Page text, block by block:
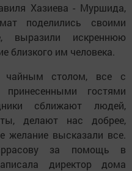
Хазиева - Муршида,
поделились своими
выразили искреннюю
близкого им человека.
чайным столом, все с
принесенными гостями
сближают людей,
делают нас добрее,
желание высказали все.
за помощь в
директор дома